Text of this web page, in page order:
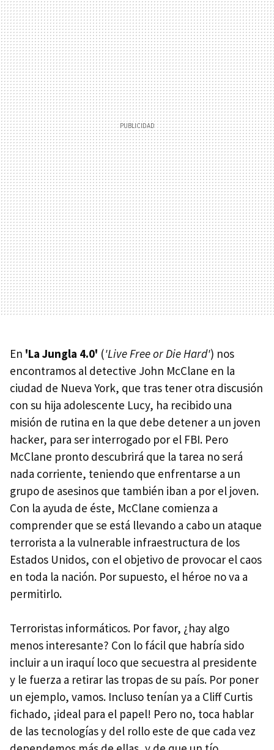
En 'La Jungla 4.0' ('Live Free or Die Hard') nos
encontramos al detective John McClane en la
ciudad de Nueva York, que tras tener otra discusión
con su hija adolescente Lucy, ha recibido una
misión de rutina en la que debe detener a un joven
hacker, para ser interrogado por el FBI. Pero
McClane pronto descubrirá que la tarea no será
nada corriente, teniendo que enfrentarse a un
grupo de asesinos que también iban a por el joven.
Con la ayuda de éste, McClane comienza a
comprender que se está llevando a cabo un ataque
terrorista a la vulnerable infraestructura de los
Estados Unidos, con el objetivo de provocar el caos
en toda la nación. Por supuesto, el héroe no va a
permitirlo.
Terroristas informáticos. Por favor, ¿hay algo
menos interesante? Con lo fácil que habría sido
incluir a un iraquí loco que secuestra al presidente
y le fuerza a retirar las tropas de su país. Por poner
un ejemplo, vamos. Incluso tenían ya a Cliff Curtis
fichado, ¡ideal para el papel! Pero no, toca hablar
de las tecnologías y del rollo este de que cada vez